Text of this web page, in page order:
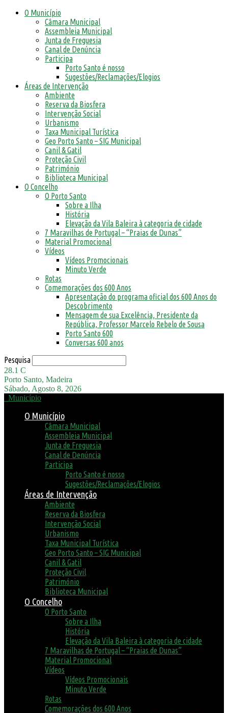
O Município
Câmara Municipal
Assembleia Municipal
Junta de Freguesia
Canal de Denúncia
Participa
Porto Santo é nosso
Sugestões/Reclamações/Elogios
Áreas de Intervenção
Ambiente
Reserva da Biosfera
Intervenção Social
Urbanismo
Taxa Municipal Turística
Geo Porto Santo – SIG Municipal
Canil & Gatil
Proteção Civil
Património
Biblioteca Municipal
O Concelho
O Porto Santo
Sobre a Ilha
História
Elevação da Vila Baleira à categoria de cidade
7 Maravilhas de Portugal – “Praias de Dunas”
Material Promocional
Vídeos
Vídeos Promocionais
Minuto Verde
Rotas
Comemorações dos 600 Anos
Apresentação do programa oficial dos 600 Anos do
Descobrimento
Mensagem de sua Excelência, Presidente da
República, Professor Marcelo Rebelo de Sousa
Porto Santo 600
Conversas 600 anos
Pesquisa
28.1 C
Porto Santo, Madeira
Sábado, Agosto 8, 2026
Município
O Município
Câmara Municipal
Assembleia Municipal
Junta de Freguesia
Canal de Denúncia
Participa
Porto Santo é nosso
Sugestões/Reclamações/Elogios
Áreas de Intervenção
Ambiente
Reserva da Biosfera
Intervenção Social
Urbanismo
Taxa Municipal Turística
Geo Porto Santo – SIG Municipal
Canil & Gatil
Proteção Civil
Património
Biblioteca Municipal
O Concelho
O Porto Santo
Sobre a Ilha
História
Elevação da Vila Baleira à categoria de cidade
7 Maravilhas de Portugal – “Praias de Dunas”
Material Promocional
Vídeos
Vídeos Promocionais
Minuto Verde
Rotas
Comemorações dos 600 Anos